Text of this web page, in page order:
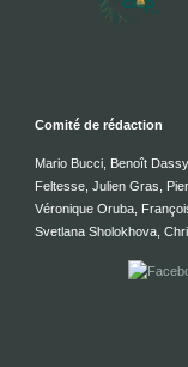
Comité de rédaction
Mario Bucci, Benoît
Feltesse, Julien Gras,
Véronique Oruba,
Svetlana Sholokhova,